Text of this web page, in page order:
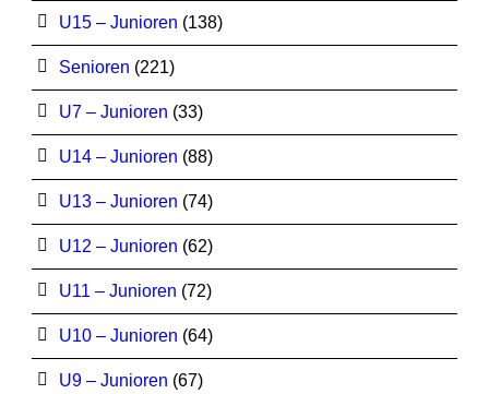
U15 – Junioren (138)
Senioren (221)
U7 – Junioren (33)
U14 – Junioren (88)
U13 – Junioren (74)
U12 – Junioren (62)
U11 – Junioren (72)
U10 – Junioren (64)
U9 – Junioren (67)